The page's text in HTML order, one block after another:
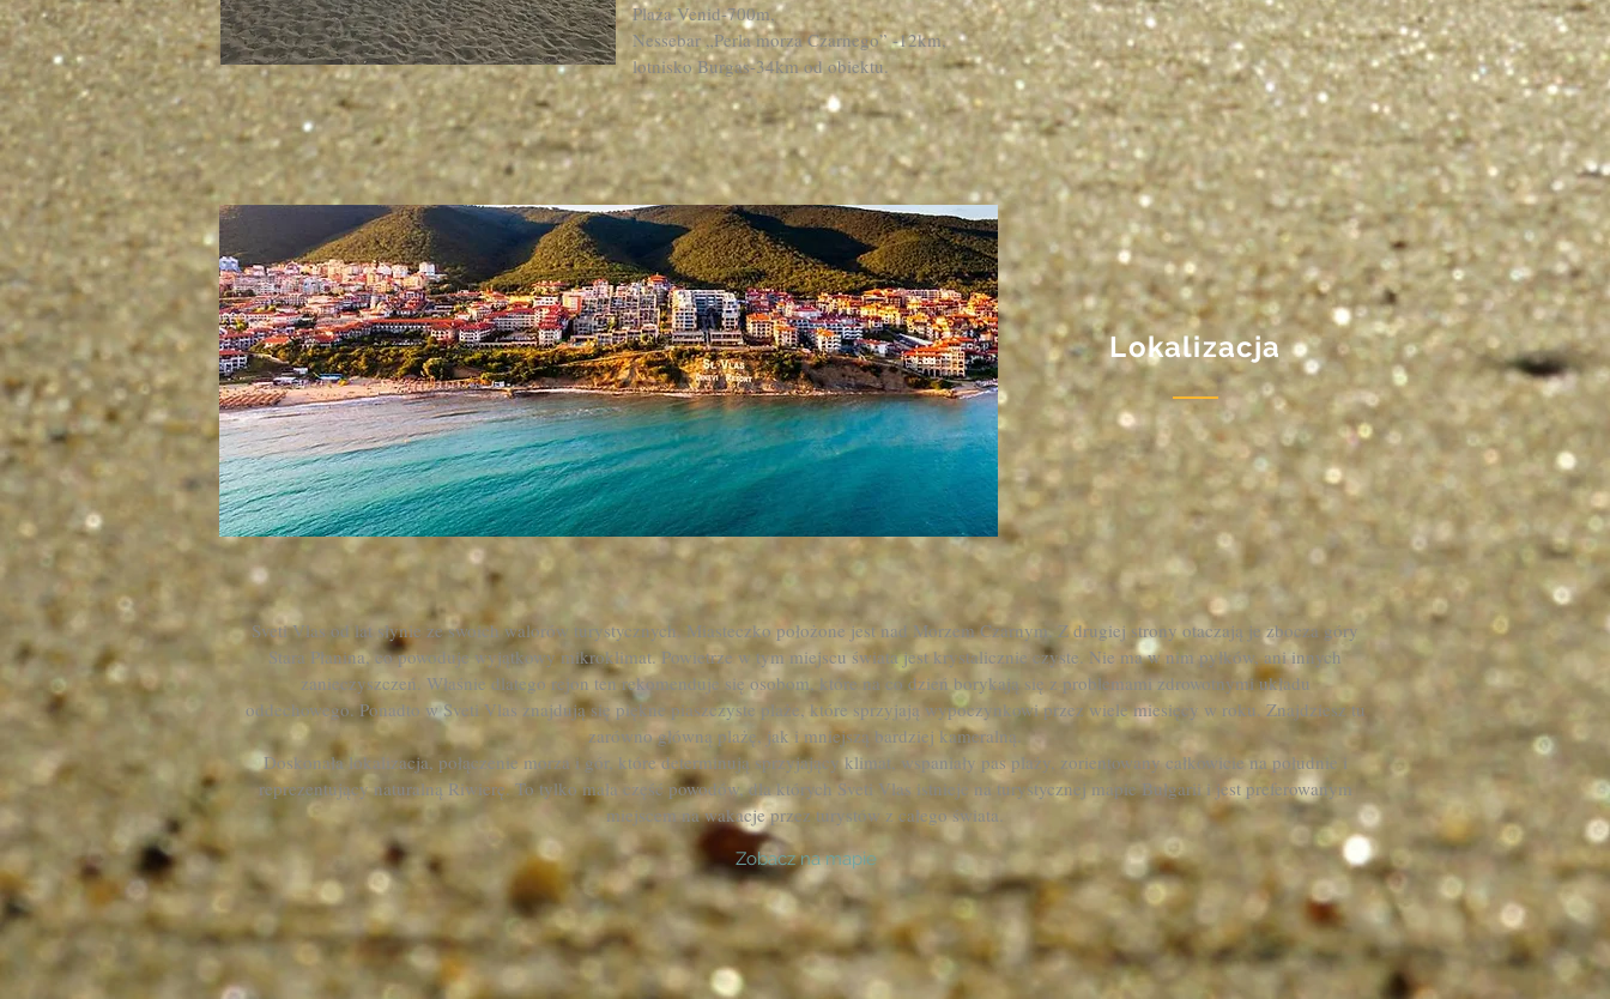
Plaża Venid-700m,
Nessebar „Perla morza Czarnego” -12km,
lotnisko Burgas-34km od obiektu.
Lokalizacja
Sveti Vlas od lat słynie ze swoich walorów turystycznych. Miasteczko położone jest nad Morzem Czarnym. Z drugiej strony otaczają je zbocza góry
Stara Płanina, co powoduje wyjątkowy mikroklimat. Powietrze w tym miejscu świata jest krystalicznie czyste. Nie ma w nim pyłków, ani innych
zanieczyszczeń. Właśnie dlatego rejon ten rekomenduje się osobom, które na co dzień borykają się z problemami zdrowotnymi układu
oddechowego. Ponadto w Sveti Vlas znajdują się piękne piaszczyste plaże, które sprzyjają wypoczynkowi przez wiele miesięcy w roku. Znajdziesz tu
zarówno główną plażę, jak i mniejszą bardziej kameralną.
Doskonała lokalizacja, połączenie morza i gór, które determinują sprzyjający klimat, wspaniały pas plaży, zorientowany całkowicie na południe i
reprezentujący naturalną Riwierę. To tylko mała część powodów, dla których Sveti Vlas istnieje na turystycznej mapie Bułgarii i jest preferowanym
miejscem na wakacje przez turystów z całego świata.
Zobacz na mapie